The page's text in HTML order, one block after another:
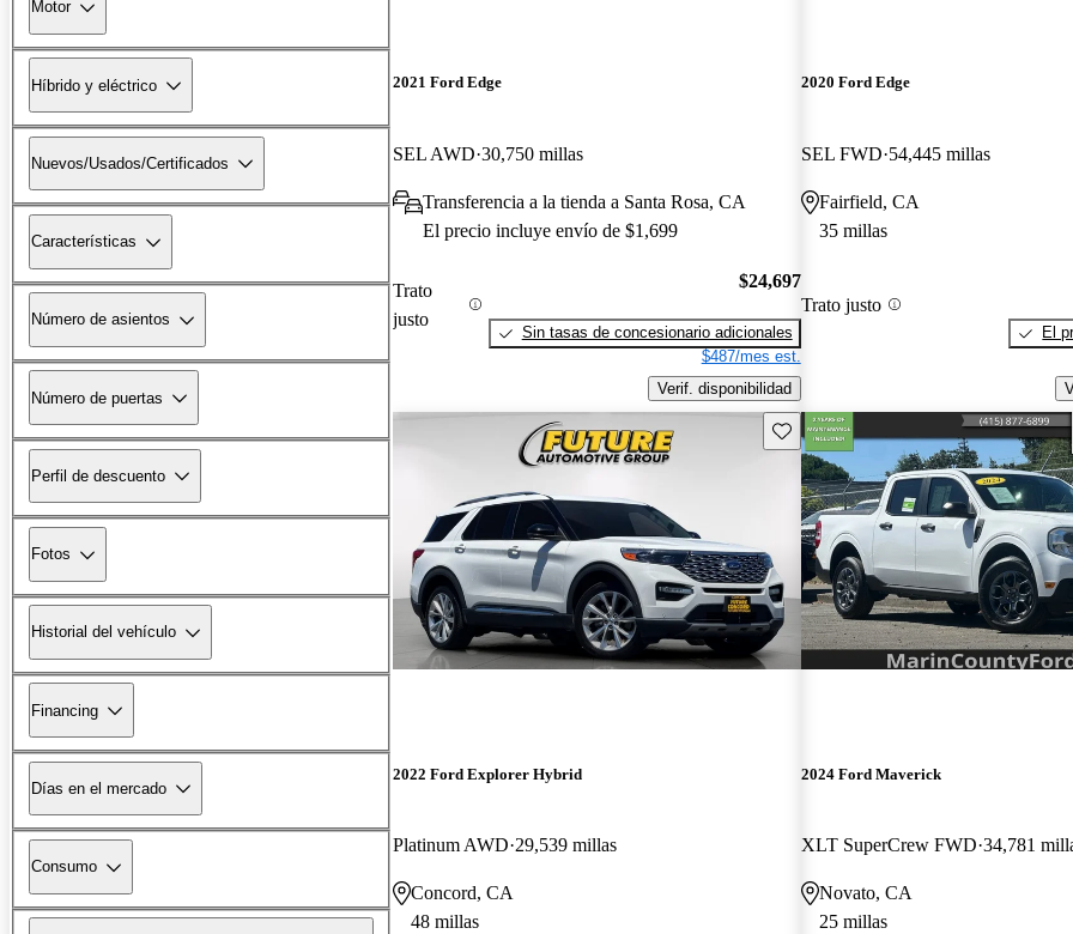
Motor
Híbrido y eléctrico
Nuevos/Usados/Certificados
Características
Número de asientos
Número de puertas
Perfil de descuento
Fotos
Historial del vehículo
Financing
Días en el mercado
Consumo
2021 Ford Edge
SEL AWD 30,750 millas
Transferencia a la tienda a Santa Rosa, CA
El precio incluye envío de $1,699
Trato
justo
$24,697
Sin tasas de concesionario adicionales
$487/mes est.
Verif. disponibilidad
2020 Ford Edge
SEL FWD 54,445 millas
Fairfield, CA
35 millas
Trato justo
El
Guarda este Aviso
2022 Ford Explorer Hybrid
Platinum AWD 29,539 millas
Concord, CA
48 millas
2024 Ford Maverick
XLT SuperCrew FWD 34,781
Novato, CA
25 millas